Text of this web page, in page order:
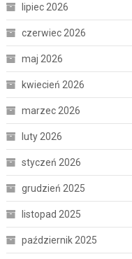
lipiec 2026
czerwiec 2026
maj 2026
kwiecień 2026
marzec 2026
luty 2026
styczeń 2026
grudzień 2025
listopad 2025
październik 2025